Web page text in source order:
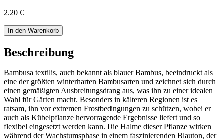
2.20 €
In den Warenkorb
Beschreibung
Bambusa textilis, auch bekannt als blauer Bambus, beeindruckt als
eine der größten winterharten Bambusarten und zeichnet sich durch
einen gemäßigten Ausbreitungsdrang aus, was ihn zu einer idealen
Wahl für Gärten macht. Besonders in kälteren Regionen ist es
ratsam, ihn vor extremen Frostbedingungen zu schützen, wobei er
auch als Kübelpflanze hervorragende Ergebnisse liefert und so
flexibel eingesetzt werden kann. Die Halme dieser Pflanze wirken
während der Wachstumsphase in einem faszinierenden Blauton, der